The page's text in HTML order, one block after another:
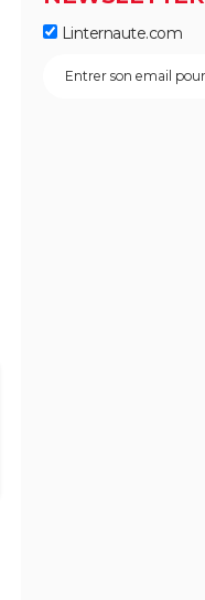
Linternaute.com